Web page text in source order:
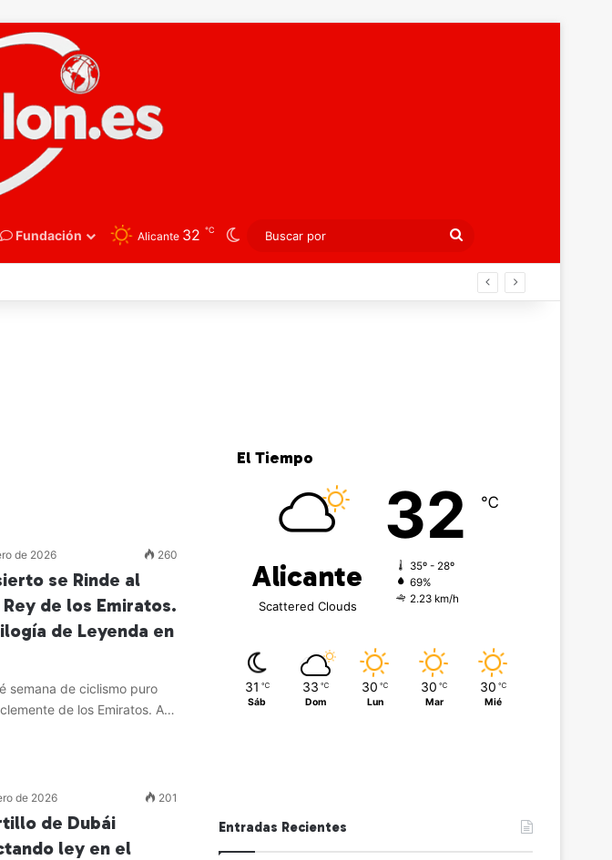
Fundación Alicante 32 ℃ Switch skin
Buscar
por
Hispanos Juveniles, que lucharán ahora por el bronce europeo
de 2026 260
se Rinde al
de los Emiratos.
de Leyenda en
semana de ciclismo puro
de los Emiratos. A…
de 2026 201
de Dubái
ley en el
El Tiempo
Alicante
Scattered Clouds
32 ℃
35º - 28º
69%
2.23 km/h
31 ℃
Sáb
33 ℃
Dom
30 ℃
Lun
30 ℃
Mar
30 ℃
Mié
Entradas Recientes